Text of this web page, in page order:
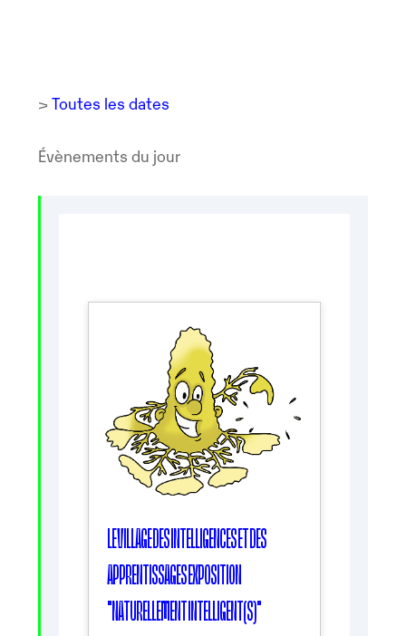
> Toutes les dates
Évènements du jour
LE VILLAGE DES INTELLIGENCES ET DES
APPRENTISSAGES EXPOSITION
"NATURELLEMENT INTELLIGENT(S)"